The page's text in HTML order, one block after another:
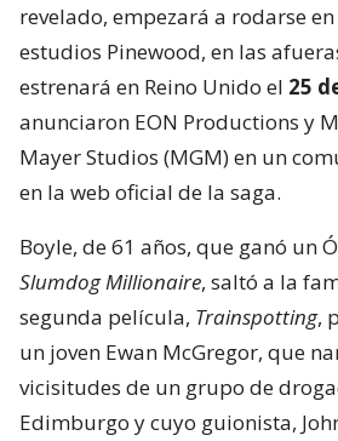
revelado, empezará a rodarse
estudios Pinewood, en las
estrenará en Reino Unido el 25
anunciaron EON Productions y
Mayer Studios (MGM) en un
en la web oficial de la saga.
Boyle, de 61 años, que ganó un
Slumdog Millionaire, saltó a la
segunda película, Trainspotting,
un joven Ewan McGregor, que
vicisitudes de un grupo de
Edimburgo y cuyo guionista,